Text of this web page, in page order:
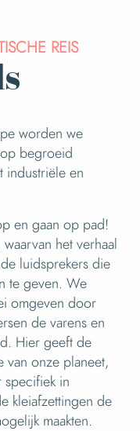
REIS
worden we
begroeid
industriële en
en gaan op pad!
het verhaal
luidsprekers die
te geven. We
omgeven door
de varens en
Hier geeft de
onze planeet,
specifiek in
kleiafzettingen de
maakten.